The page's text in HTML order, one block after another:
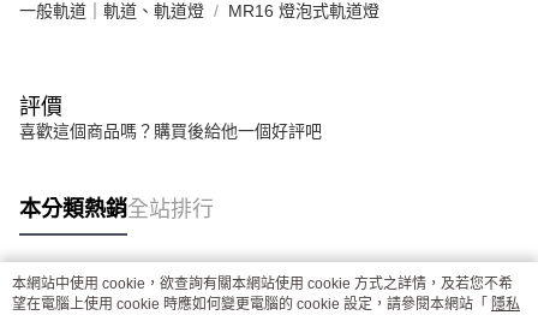
一般軌道｜軌道、軌道燈 MR16 燈泡式軌道燈
評價
喜歡這個商品嗎？購買後給他一個好評吧
本分類熱銷全站排行
熱門標籤
本網站中使用 cookie，欲查詢有關本網站使用 cookie 方式之詳情，及若您不希
望在電腦上使用 cookie 時應如何變更電腦的 cookie 設定，請參閱本網站「 隱私